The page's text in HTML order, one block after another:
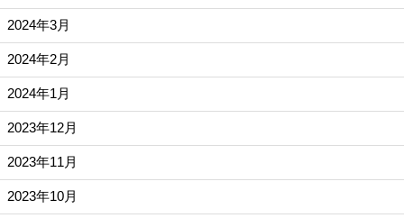
2024年3月
2024年2月
2024年1月
2023年12月
2023年11月
2023年10月